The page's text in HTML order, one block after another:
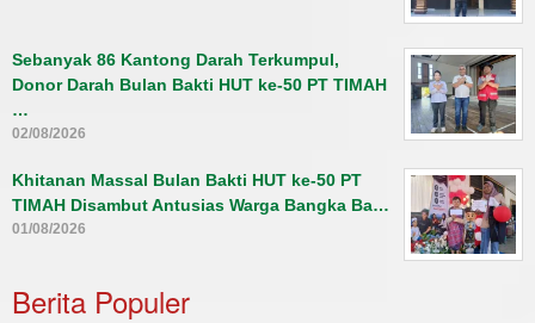
Sebanyak 86 Kantong Darah Terkumpul,
Donor Darah Bulan Bakti HUT ke-50 PT TIMAH
…
02/08/2026
Khitanan Massal Bulan Bakti HUT ke-50 PT
TIMAH Disambut Antusias Warga Bangka Ba…
01/08/2026
Berita Populer